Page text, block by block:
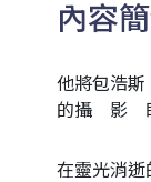
內容
他將包浩斯
的攝 影
在靈光消